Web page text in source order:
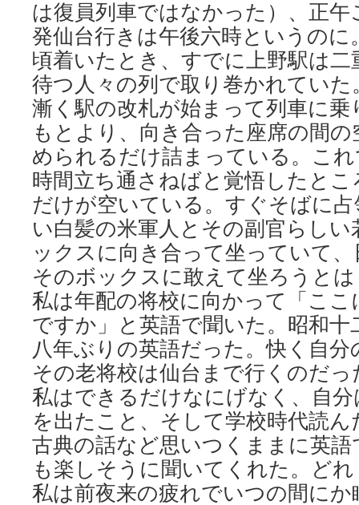
は復員列車ではなかった）、正午
発仙台行きは午後六時というのに
頃着いたとき、すでに上野駅は二
待つ人々の列で取り巻かれてい
漸く駅の改札が始まって列車に
もとより、向き合った座席の間
められるだけ詰まっている。こ
時間立ち通さねばと覚悟したと
だけが空いている。すぐそばに
い白髪の米軍人とその副官らし
ックスに向き合って坐っていて
そのボックスに敢えて坐ろうと
私は年配の将校に向かって「こ
ですか」と英語で聞いた。昭和十
八年ぶりの英語だった。快く自
その老将校は仙台まで行くのだっ
私はできるだけなにげなく、自
を出たこと、そして学校時代読
古典の話など思いつくままに英
も楽しそうに聞いてくれた。ど
私は前夜来の疲れでいつの間に